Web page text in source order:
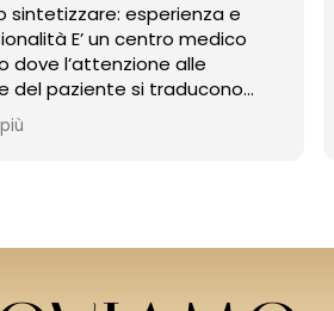
esperienza e
E’ un centro medico
l’attenzione alle
paziente si traducono
della miglior soluzione per
le varie esigenze.